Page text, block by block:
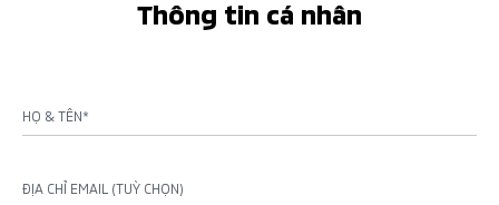
Thông tin cá nhân
HỌ & TÊN*
ĐỊA CHỈ EMAIL (TUỲ CHỌN)